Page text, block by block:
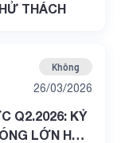
THÁCH
Không
26/03/2026
Q2.2026: KỶ
LỚN HÓA